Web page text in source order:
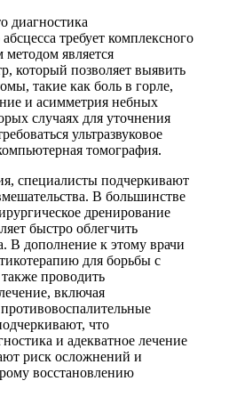
диагностика
требует комплексного
является
который позволяет выявить
такие как боль в горле,
и асимметрия небных
случаях для уточнения
ультразвуковое
томография.
специалисты подчеркивают
В большинстве
дренирование
быстро облегчить
В дополнение к этому врачи
для борьбы с
проводить
включая
что
и адекватное лечение
риск осложнений и
восстановлению